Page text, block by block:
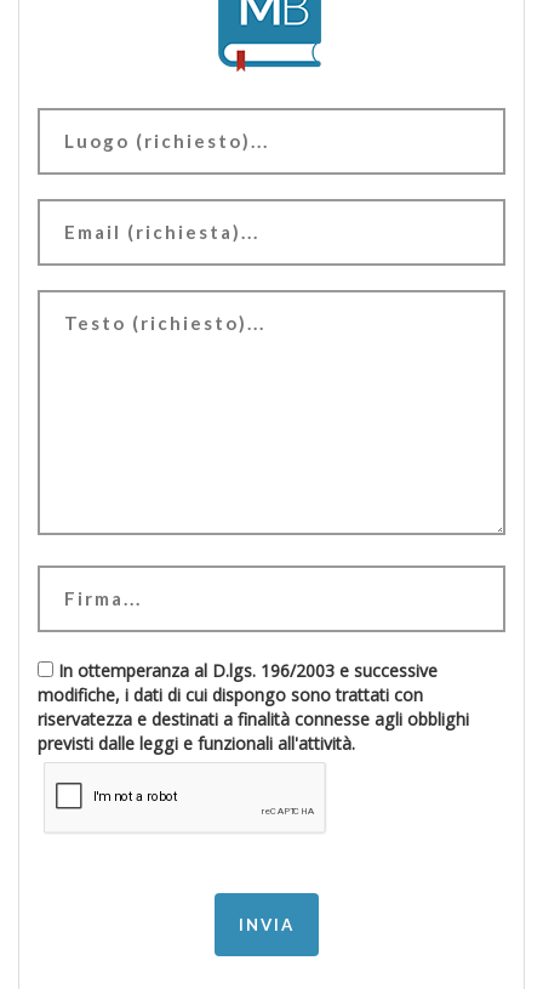
In ottemperanza al D.lgs. 196/2003 e successive
modifiche, i dati di cui dispongo sono trattati con
riservatezza e destinati a finalità connesse agli obblighi
previsti dalle leggi e funzionali all'attività.